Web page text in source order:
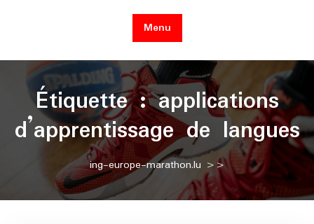
Menu
Étiquette :applications
d’apprentissage de langues
ing-europe-marathon.lu >>